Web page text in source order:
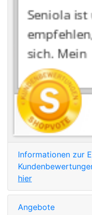
Informationen zur
hier
Angebote